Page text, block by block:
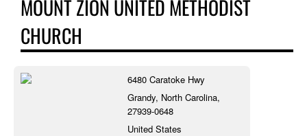
MOUNT ZION UNITED METHODIST
CHURCH
6480 Caratoke Hwy
Grandy, North Carolina,
27939-0648
United States